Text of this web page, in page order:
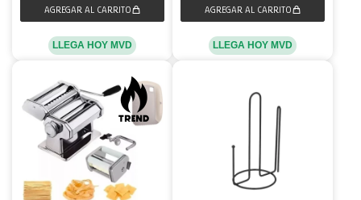
LLEGA HOY MVD LLEGA HOY MVD